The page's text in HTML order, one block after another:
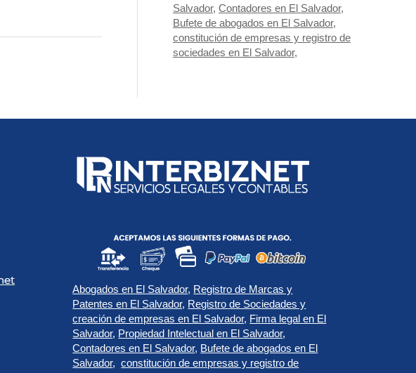
Salvador, Contadores en El Salvador,
Bufete de abogados en El Salvador,
constitución de empresas y registro de
sociedades en El Salvador,
Abogados en El Salvador, Registro de Marcas y
Patentes en El Salvador, Registro de Sociedades y
creación de empresas en El Salvador, Firma legal en El
Salvador, Propiedad Intelectual en El Salvador,
Contadores en El Salvador, Bufete de abogados en El
Salvador,constitución de empresas y registro de